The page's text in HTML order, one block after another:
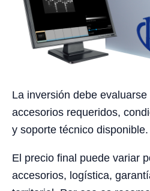
La inversión debe
accesorios requeridos,
y soporte técnico disponible.
El precio final puede variar
accesorios, logística,